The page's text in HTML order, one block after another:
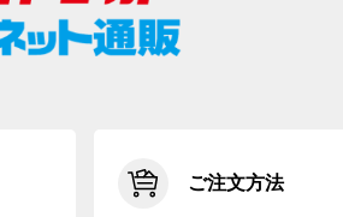
ご注文方法